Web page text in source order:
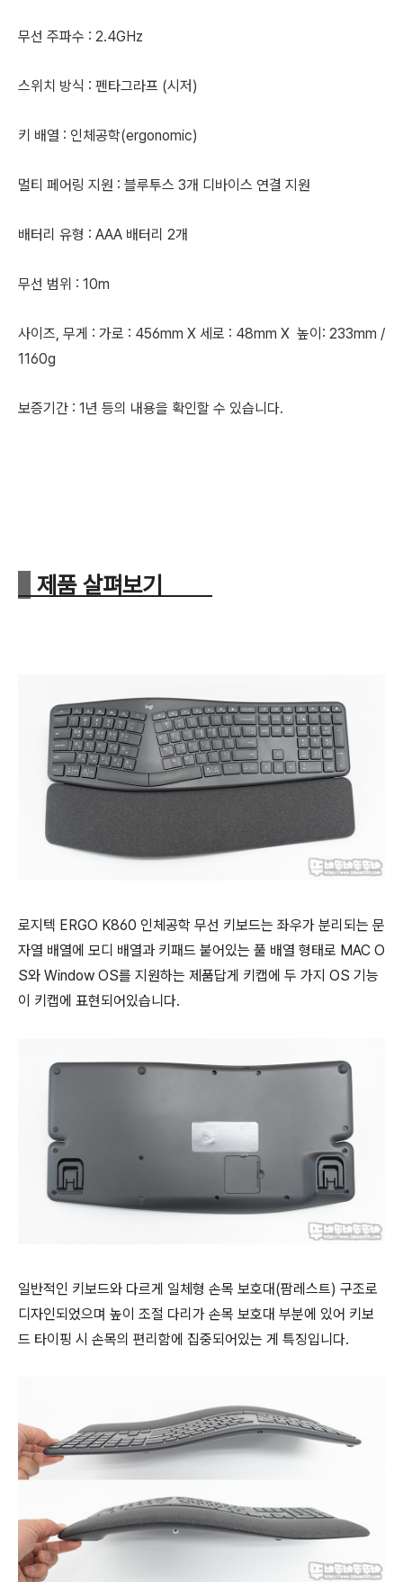
무선 주파수 : 2.4GHz
스위치 방식 : 펜타그라프 (시저)
키 배열 : 인체공학(ergonomic)
멀티 페어링 지원 : 블루투스 3개 디바이스 연결 지원
배터리 유형 : AAA 배터리 2개
무선 범위 : 10m
사이즈, 무게 : 가로 : 456mm X 세로 : 48mm X 높이: 233mm /
1160g
보증기간 : 1년 등의 내용을 확인할 수 있습니다.
제품 살펴보기
로지텍 ERGO K860 인체공학 무선 키보드는 좌우가 분리되는 문
자열 배열에 모디 배열과 키패드 붙어있는 풀 배열 형태로 MAC O
S와 Window OS를 지원하는 제품답게 키캡에 두 가지 OS 기능
이 키캡에 표현되어있습니다.
일반적인 키보드와 다르게 일체형 손목 보호대(팜레스트) 구조로
디자인되었으며 높이 조절 다리가 손목 보호대 부분에 있어 키보
드 타이핑 시 손목의 편리함에 집중되어있는 게 특징입니다.